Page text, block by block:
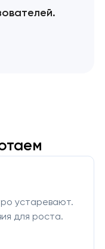
устаревают.
для роста.